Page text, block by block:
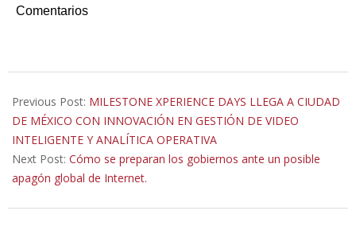
Comentarios
11-
16
Previous Post: MILESTONE XPERIENCE DAYS LLEGA A CIUDAD
DE MÉXICO CON INNOVACIÓN EN GESTIÓN DE VIDEO
INTELIGENTE Y ANALÍTICA OPERATIVA
Next Post: Cómo se preparan los gobiernos ante un posible
apagón global de Internet.